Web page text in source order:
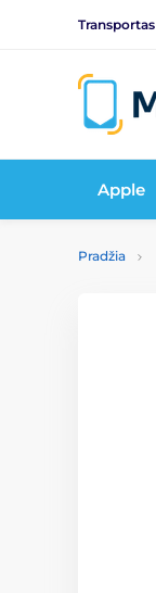
Transportas
Apple
Pradžia